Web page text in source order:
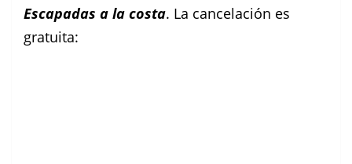
Escapadas a la costa. La cancelación es
gratuita: